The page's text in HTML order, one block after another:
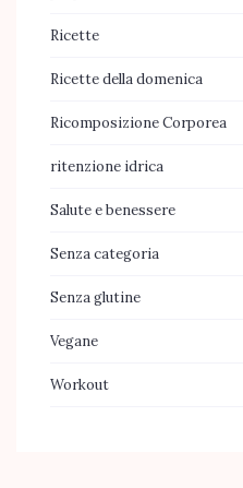
Ricette
Ricette della domenica
Ricomposizione Corporea
ritenzione idrica
Salute e benessere
Senza categoria
Senza glutine
Vegane
Workout